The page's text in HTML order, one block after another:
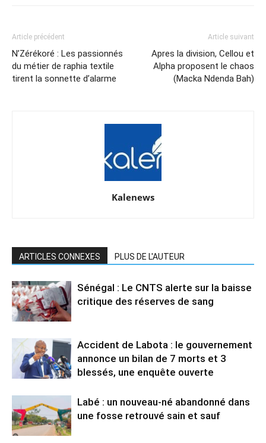
Article précédent
N’Zérékoré : Les passionnés
du métier de raphia textile
tirent la sonnette d’alarme
Article suivant
Apres la division, Cellou et
Alpha proposent le chaos
(Macka Ndenda Bah)
Kalenews
ARTICLES CONNEXES PLUS DE L'AUTEUR
Sénégal : Le CNTS alerte sur la baisse
critique des réserves de sang
Accident de Labota : le gouvernement
annonce un bilan de 7 morts et 3
blessés, une enquête ouverte
Labé : un nouveau-né abandonné dans
une fosse retrouvé sain et sauf